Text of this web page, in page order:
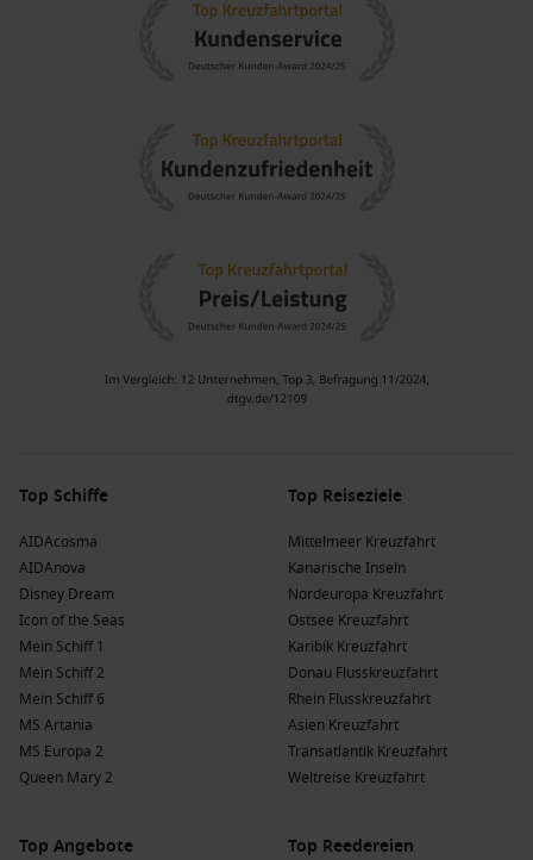
Top Schiffe
AIDAcosma
AIDAnova
Disney Dream
Icon of the Seas
Mein Schiff 1
Mein Schiff 2
Mein Schiff 6
MS Artania
MS Europa 2
Queen Mary 2
Top Reiseziele
Mittelmeer Kreuzfahrt
Kanarische Inseln
Nordeuropa Kreuzfahrt
Ostsee Kreuzfahrt
Karibik Kreuzfahrt
Donau Flusskreuzfahrt
Rhein Flusskreuzfahrt
Asien Kreuzfahrt
Transatlantik Kreuzfahrt
Weltreise Kreuzfahrt
Top Angebote Top Reedereien